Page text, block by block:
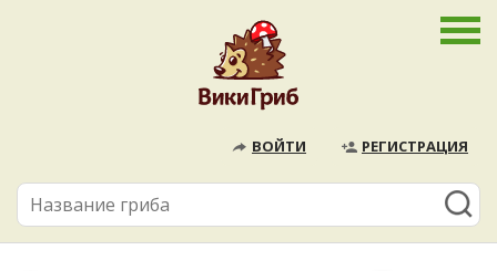
ВОЙТИ РЕГИСТРАЦИЯ